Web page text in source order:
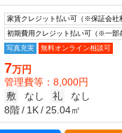
家賃クレジット払い可（※保証会社
初期費用クレジット払い可（※一部
写真充実
無料オンライン相談可
7万円
管理費等：8,000円
敷
なし 礼
なし
8階
1K 25.04㎡